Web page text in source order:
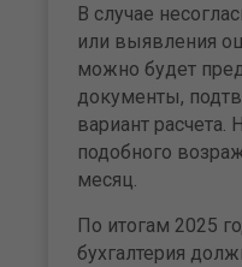
В случае
или выявления
можно будет
документы,
вариант расчета.
подобного
месяц.
По итогам 2025
бухгалтерия